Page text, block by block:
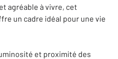
agréable à vivre, cet
un cadre idéal pour une vie
et proximité des